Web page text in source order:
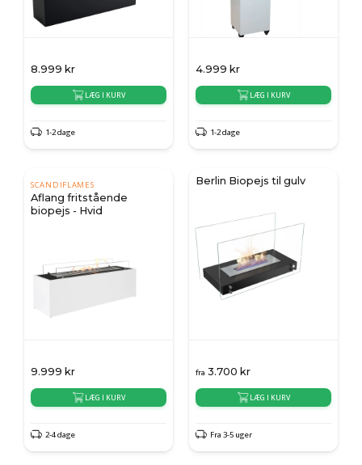
8.999 kr
LÆG I KURV
1-2 dage
4.999 kr
LÆG I KURV
1-2 dage
SCANDIFLAMES
Aflang fritstående
biopejs - Hvid
9.999 kr
LÆG I KURV
2-4 dage
Berlin Biopejs til gulv
fra 3.700 kr
LÆG I KURV
Fra 3-5 uger